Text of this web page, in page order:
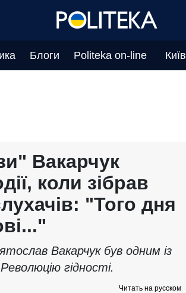
Блоги Politeka on-line Київ
Вакарчук
коли зібрав
"Того дня
Вакарчук був одним із
гідності.
Читать на русском